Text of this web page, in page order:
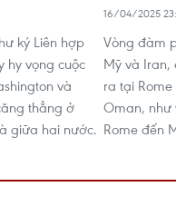
ký Liên hợp
hy vọng cuộc
và
thẳng ở
giữa hai nước.
16/04/2025
Vòng đàm
Mỹ và Iran,
ra tại
Oman, như
Rome đến